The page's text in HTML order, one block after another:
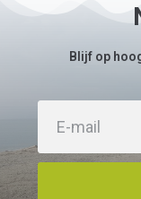
Blijf op